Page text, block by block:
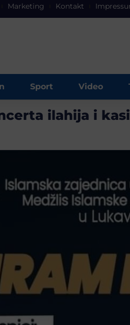
Marketing Kontakt
Sport Video
ilahija i